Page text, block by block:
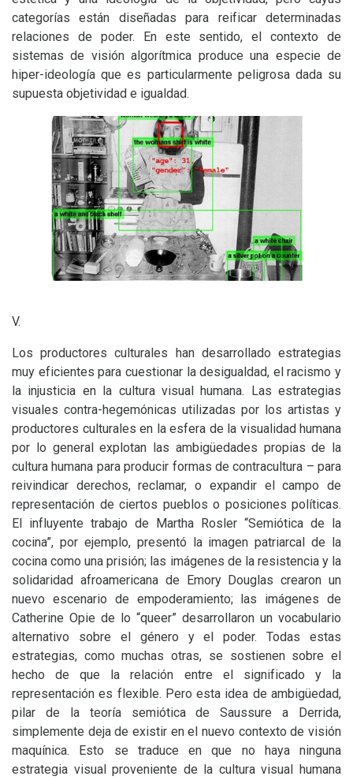
categorías están diseñadas para reificar determinadas
relaciones de poder. En este sentido, el contexto de
sistemas de visión algorítmica produce una especie de
hiper-ideología que es particularmente peligrosa dada su
supuesta objetividad e igualdad.
V.
Los productores culturales han desarrollado estrategias
muy eficientes para cuestionar la desigualdad, el racismo y
la injusticia en la cultura visual humana. Las estrategias
visuales contra-hegemónicas utilizadas por los artistas y
productores culturales en la esfera de la visualidad humana
por lo general explotan las ambigüedades propias de la
cultura humana para producir formas de contracultura – para
reivindicar derechos, reclamar, o expandir el campo de
representación de ciertos pueblos o posiciones políticas.
El influyente trabajo de Martha Rosler “Semiótica de la
cocina”, por ejemplo, presentó la imagen patriarcal de la
cocina como una prisión; las imágenes de la resistencia y la
solidaridad afroamericana de Emory Douglas crearon un
nuevo escenario de empoderamiento; las imágenes de
Catherine Opie de lo “queer” desarrollaron un vocabulario
alternativo sobre el género y el poder. Todas estas
estrategias, como muchas otras, se sostienen sobre el
hecho de que la relación entre el significado y la
representación es flexible. Pero esta idea de ambigüedad,
pilar de la teoría semiótica de Saussure a Derrida,
simplemente deja de existir en el nuevo contexto de visión
maquínica. Esto se traduce en que no haya ninguna
estrategia visual proveniente de la cultura visual humana